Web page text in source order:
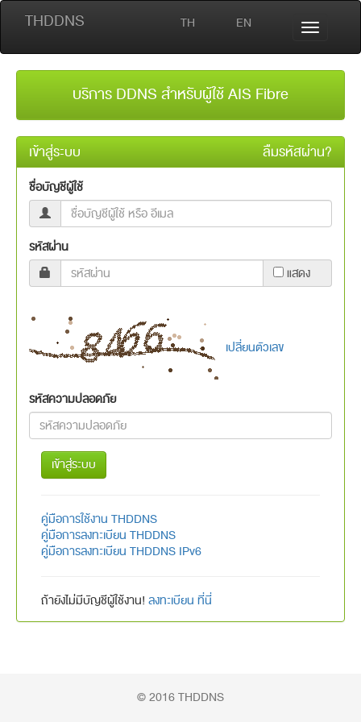
THDDNS TH EN
บริการ DDNS สำหรับผู้ใช้ AIS Fibre
เข้าสู่ระบบ ลืมรหัสผ่าน?
ชื่อบัญชีผู้ใช้
รหัสผ่าน
แสดง
เปลี่ยนตัวเลข
รหัสความปลอดภัย
เข้าสู่ระบบ
คู่มือการใช้งาน THDDNS
คู่มือการลงทะเบียน THDDNS
คู่มือการลงทะเบียน THDDNS IPv6
ถ้ายังไม่มีบัญชีผู้ใช้งาน! ลงทะเบียน ที่นี่
© 2016 THDDNS